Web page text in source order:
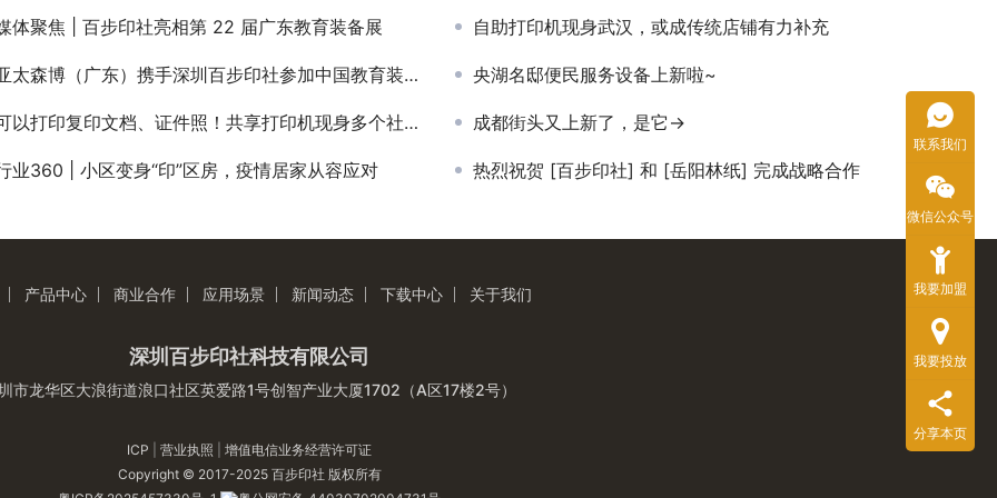
体聚焦 | 百步印社亮相第 22 届广东教育装备展 自助打印机现身武汉，或成传统店铺有力补充
太森博（广东）携手深圳百步印社参加中国教育装备展 央湖名邸便民服务设备上新啦~
以打印复印文档、证件照！共享打印机现身多个社区，“打印外卖”也悄然现身…… 成都街头又上新了，是它→
业360 | 小区变身“印”区房，疫情居家从容应对 热烈祝贺 [百步印社] 和 [岳阳林纸] 完成战略合作
产品中心 商业合作 应用场景 新闻动态 下载中心 关于我们
深圳百步印社科技有限公司
市龙华区大浪街道浪口社区英爱路1号创智产业大厦1702（A区17楼2号）
ICP 营业执照
增值电信业务经营许可证
Copyright © 2017-2025 百步印社 版权所有
联系我们
微信公众号
我要加盟
我要投放
分享本页